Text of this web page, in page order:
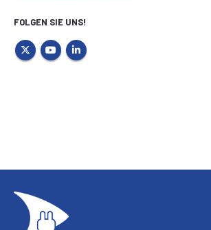
FOLGEN SIE UNS!